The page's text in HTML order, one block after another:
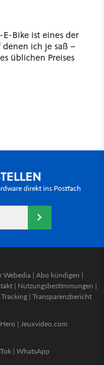
E-Bike ist eines der
ich je saß –
üblichen Preises
direkt ins Postfach
Webedia | Abo kündigen |
| Nutzungsbestimmungen |
| Transparenzbericht
| Jeuxvideo.com
| WhatsApp